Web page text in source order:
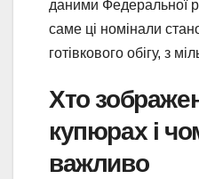
даними Федеральної
саме ці номінали
готівкового обігу, з
Хто
купюрах і
важливо